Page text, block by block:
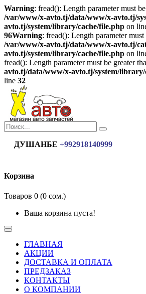
Warning: fread(): Length parameter must
/var/www/x-avto.tj/data/www/x-avto.tj/
avto.tj/system/library/cache/file.php on
96Warning: fread(): Length parameter
/var/www/x-avto.tj/data/www/x-avto.tj/
avto.tj/system/library/cache/file.php on
fread(): Length parameter must be greater
avto.tj/data/www/x-avto.tj/system/library/
line 32
ДУШАНБЕ +992918140999
Корзина
Товаров 0 (0 сом.)
Ваша корзина пуста!
ГЛАВНАЯ
АКЦИИ
ДОСТАВКА И ОПЛАТА
ПРЕДЗАКАЗ
КОНТАКТЫ
О КОМПАНИИ